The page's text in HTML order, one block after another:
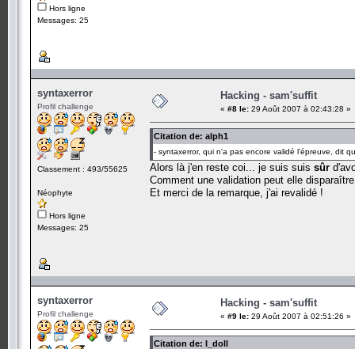
Hors ligne
Messages: 25
syntaxerror
Profil challenge
Classement : 493/55625
Néophyte
Hors ligne
Messages: 25
Hacking - sam'suffit
« #8 le: 29 Août 2007 à 02:43:28 »
Citation de: alph1
- syntaxerror, qui n'a pas encore validé l'épreuve, dit
Alors là j'en reste coi... je suis suis sûr
Comment une validation peut elle
Et merci de la remarque, j'ai revalidé !
syntaxerror
Profil challenge
Hacking - sam'suffit
« #9 le: 29 Août 2007 à 02:51:26 »
Citation de: I_doll